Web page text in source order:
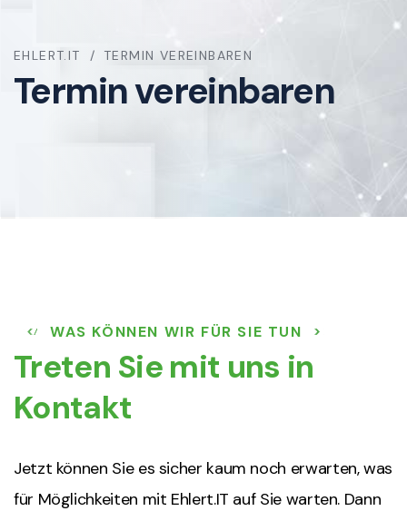
EHLERT.IT TERMIN VEREINBAREN
Termin vereinbaren
WAS KÖNNEN WIR FÜR SIE TUN
Treten Sie mit uns in
Kontakt
Jetzt können Sie es sicher kaum noch erwarten, was
für Möglichkeiten mit Ehlert.IT auf Sie warten. Dann